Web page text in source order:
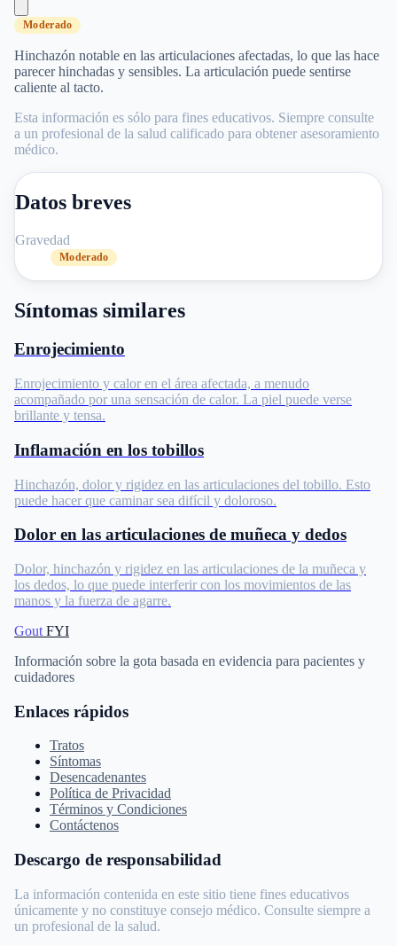
Moderado
Hinchazón notable en las articulaciones afectadas, lo que las hace
parecer hinchadas y sensibles. La articulación puede sentirse
caliente al tacto.
Esta información es sólo para fines educativos. Siempre consulte
a un profesional de la salud calificado para obtener asesoramiento
médico.
Datos breves
Gravedad
Moderado
Síntomas similares
Enrojecimiento
Enrojecimiento y calor en el área afectada, a menudo
acompañado por una sensación de calor. La piel puede verse
brillante y tensa.
Inflamación en los tobillos
Hinchazón, dolor y rigidez en las articulaciones del tobillo. Esto
puede hacer que caminar sea difícil y doloroso.
Dolor en las articulaciones de muñeca y dedos
Dolor, hinchazón y rigidez en las articulaciones de la muñeca y
los dedos, lo que puede interferir con los movimientos de las
manos y la fuerza de agarre.
Gout FYI
Información sobre la gota basada en evidencia para pacientes y
cuidadores
Enlaces rápidos
Tratos
Síntomas
Desencadenantes
Política de Privacidad
Términos y Condiciones
Contáctenos
Descargo de responsabilidad
La información contenida en este sitio tiene fines educativos
únicamente y no constituye consejo médico. Consulte siempre a
un profesional de la salud.